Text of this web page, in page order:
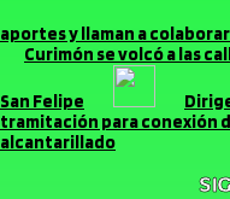
aportes y llaman a
Curimón se volcó a las
San Felipe
tramitación para conexión
alcantarillado